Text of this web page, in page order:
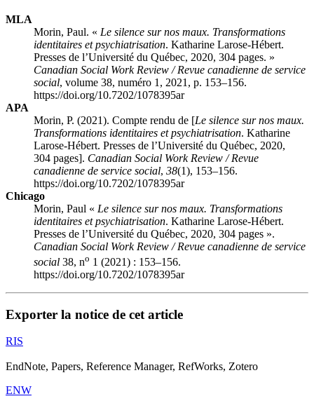
MLA
Morin, Paul. « Le silence sur nos maux. Transformations
identitaires et psychiatrisation. Katharine Larose-Hébert.
Presses de l’Université du Québec, 2020, 304 pages. »
Canadian Social Work Review / Revue canadienne de service
social, volume 38, numéro 1, 2021, p. 153–156.
https://doi.org/10.7202/1078395ar
APA
Morin, P. (2021). Compte rendu de [Le silence sur nos maux.
Transformations identitaires et psychiatrisation. Katharine
Larose-Hébert. Presses de l’Université du Québec, 2020,
304 pages]. Canadian Social Work Review / Revue
canadienne de service social, 38(1), 153–156.
https://doi.org/10.7202/1078395ar
Chicago
Morin, Paul « Le silence sur nos maux. Transformations
identitaires et psychiatrisation. Katharine Larose-Hébert.
Presses de l’Université du Québec, 2020, 304 pages ».
Canadian Social Work Review / Revue canadienne de service
social 38, no 1 (2021) : 153–156.
https://doi.org/10.7202/1078395ar
Exporter la notice de cet article
RIS
EndNote, Papers, Reference Manager, RefWorks, Zotero
ENW